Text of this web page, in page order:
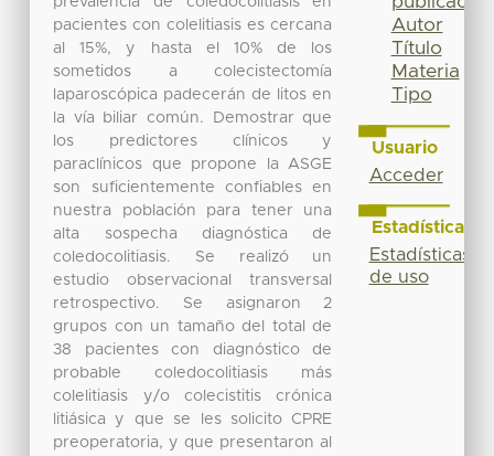
pacientes con colelitiasis es cercana
al 15%, y hasta el 10% de los
sometidos a colecistectomía
laparoscópica padecerán de litos en
la vía biliar común. Demostrar que
los predictores clínicos y
paraclínicos que propone la ASGE
son suficientemente confiables en
nuestra población para tener una
alta sospecha diagnóstica de
coledocolitiasis. Se realizó un
estudio observacional transversal
retrospectivo. Se asignaron 2
grupos con un tamaño del total de
38 pacientes con diagnóstico de
probable coledocolitiasis más
colelitiasis y/o colecistitis crónica
litiásica y que se les solicito CPRE
preoperatoria, y que presentaron al
Autor
Título
Materia
Tipo
Usuario
Acceder
Estadísticas
Estadísticas
de uso